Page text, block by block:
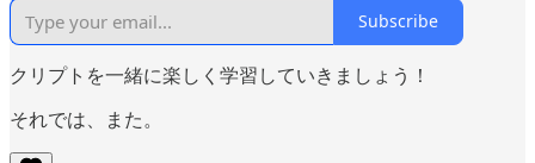
Subscribe
クリプトを一緒に楽しく学習していきましょう！
それでは、また。